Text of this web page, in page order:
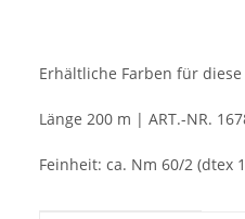
Erhältliche Farben für diese
Länge 200 m | ART.-NR.
Feinheit: ca. Nm 60/2 (dtex